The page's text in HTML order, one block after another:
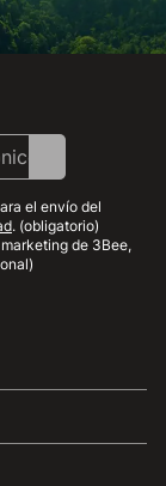
el envío del
. (obligatorio)
de 3Bee,